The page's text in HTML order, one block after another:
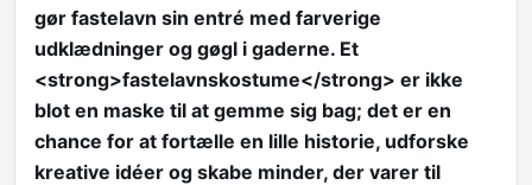
gør fastelavn sin entré med farverige
udklædninger og gøgl i gaderne. Et
<strong>fastelavnskostume</strong> er ikke
blot en maske til at gemme sig bag; det er en
chance for at fortælle en lille historie, udforske
kreative idéer og skabe minder, der varer til